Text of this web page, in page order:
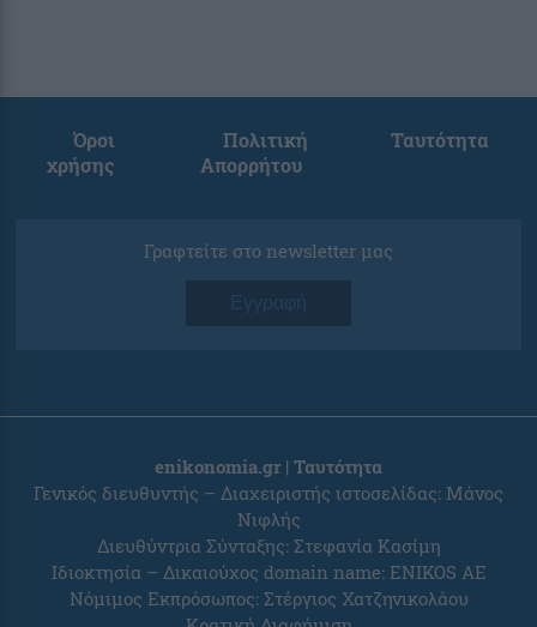
Όροι
χρήσης
Πολιτική
Απορρήτου
Ταυτότητα
Γραφτείτε στο newsletter μας
Εγγραφή
enikonomia.gr | Ταυτότητα
Γενικός διευθυντής – Διαχειριστής ιστοσελίδας: Μάνος
Νιφλής
Διευθύντρια Σύνταξης: Στεφανία Κασίμη
Ιδιοκτησία – Δικαιούχος domain name: ENIKOS AE
Νόμιμος Εκπρόσωπος: Στέργιος Χατζηνικολάου